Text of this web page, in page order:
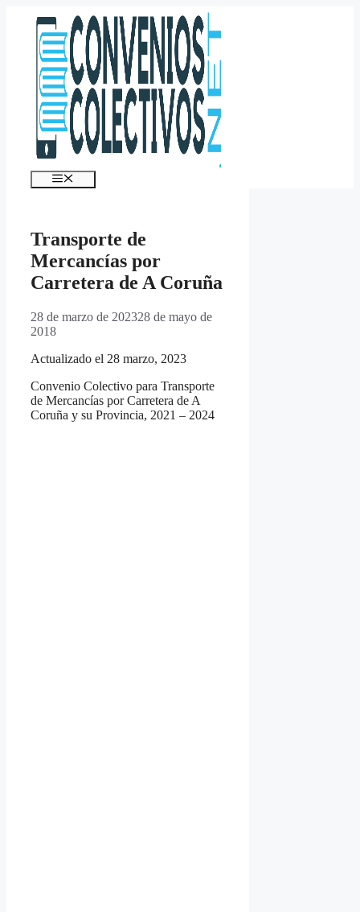
contenido
Menú
Transporte de
Mercancías por
Carretera de A Coruña
28 de marzo de 202328 de mayo de
2018
Actualizado el 28 marzo, 2023
Convenio Colectivo para Transporte
de Mercancías por Carretera de A
Coruña y su Provincia, 2021 – 2024